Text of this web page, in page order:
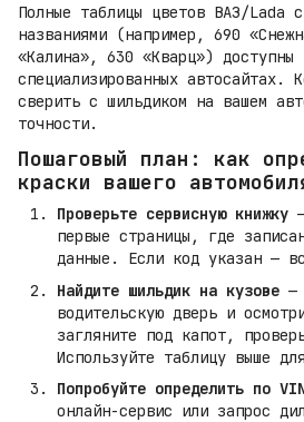
Полные таблицы цветов ВАЗ/Lada
названиями (например, 690
«Калина», 630 «Кварц») доступны
специализированных автосайтах.
сверить с шильдиком на вашем
точности.
Пошаговый план: как
краски вашего
Проверьте сервисную книжку
первые страницы, где
данные. Если код указан —
Найдите шильдик на кузове —
водительскую дверь и
загляните под капот,
Используйте таблицу выше
Попробуйте определить по
онлайн-сервис или запрос